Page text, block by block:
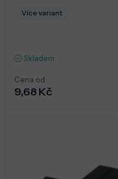
Více variant
Skladem
Cena od
9,68 Kč